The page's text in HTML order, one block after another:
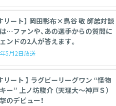
リート】 岡田彰布×鳥谷 敬 師弟対談
…ファンや、あの選手からの質問に
ンドの2人が答えます。
5月2日放送
ラグビーリーグワン “怪物
ー” 上ノ坊駿介 （天理大〜神戸Ｓ）
のデビュー！